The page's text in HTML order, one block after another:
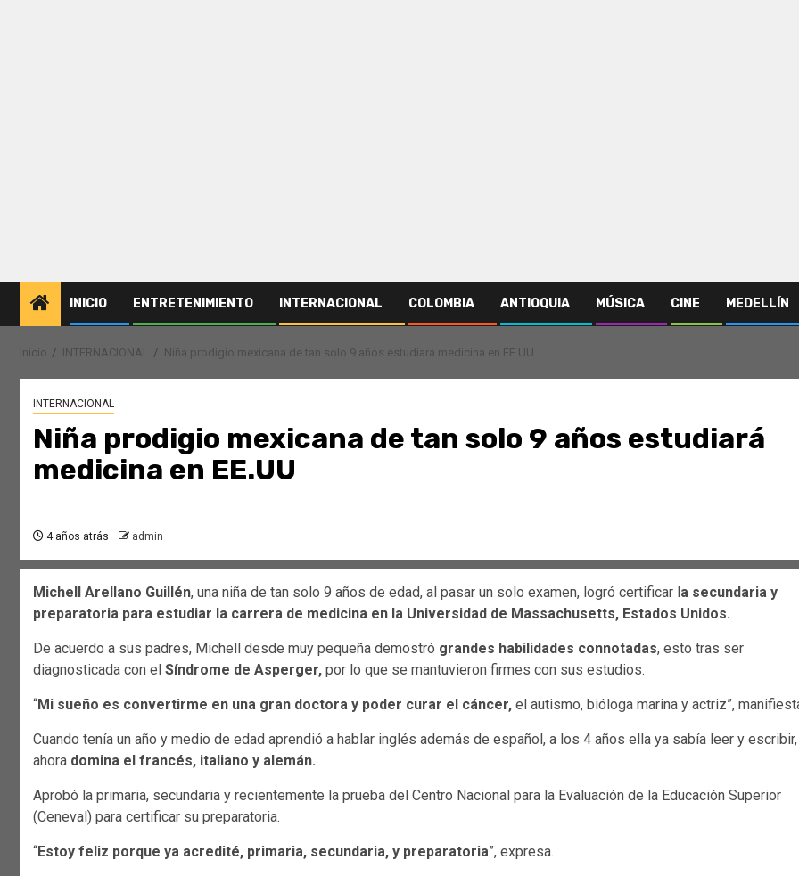
INICIO ENTRETENIMIENTO INTERNACIONAL COLOMBIA ANTIOQUIA MÚSICA CINE MEDELLÍN
Inicio INTERNACIONAL Niña prodigio mexicana de tan solo 9 años estudiará medicina en EE.UU
INTERNACIONAL
Niña prodigio mexicana de tan solo 9 años estudiará
medicina en EE.UU
4 años atrás admin
Michell Arellano Guillén, una niña de tan solo 9 años de edad, al pasar un solo examen, logró certificar la secundaria y
preparatoria para estudiar la carrera de medicina en la Universidad de Massachusetts, Estados Unidos.
De acuerdo a sus padres, Michell desde muy pequeña demostró grandes habilidades connotadas, esto tras ser
diagnosticada con el Síndrome de Asperger, por lo que se mantuvieron firmes con sus estudios.
“Mi sueño es convertirme en una gran doctora y poder curar el cáncer, el autismo, bióloga marina y actriz”,
Cuando tenía un año y medio de edad aprendió a hablar inglés además de español, a los 4 años ella ya sabía leer y
ahora domina el francés, italiano y alemán.
Aprobó la primaria, secundaria y recientemente la prueba del Centro Nacional para la Evaluación de la Educación Superior
(Ceneval) para certificar su preparatoria.
“Estoy feliz porque ya acredité, primaria, secundaria, y preparatoria”, expresa.